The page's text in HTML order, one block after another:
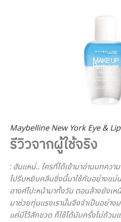
Maybelline New York Eye &
รีวิวจากผู้ใช้จริง
: ฮันแหน่.. ใครที่ได้เข้ามาอ่านบทคว
ไปรีบหยิบคลีนซิ่งนี้มาใช้กันอย่างแน่
อางค์โปะหน้ามาทั้งวัน ตอนล้างยังเ
มาช่วยทุ่นแรงเรานั้นจึงจำเป็นอย่าง
แค่มีไว้สักขวด ก็ใช้ได้นับครั้งไม่ถ้วน